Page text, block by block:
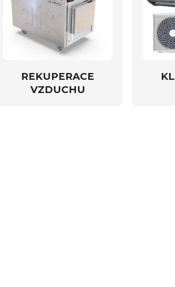
REKUPERACE
VZDUCHU